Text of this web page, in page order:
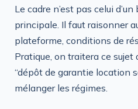
Le cadre n’est pas celui
principale. Il faut raisonner
plateforme, conditions de
Pratique, on traitera ce sujet
“dépôt de garantie location
mélanger les régimes.